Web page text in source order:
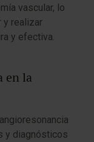
vascular, lo
y realizar
y efectiva.
en la
y diagnósticos